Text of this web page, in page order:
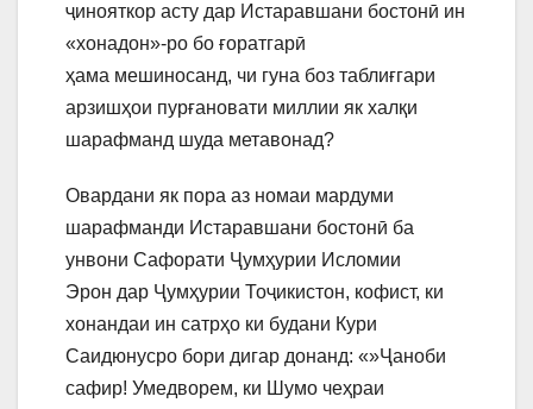
ҷинояткор асту дар Истаравшани бостонӣ ин
«хонадон»-ро бо ғоратгарӣ
ҳама мешиносанд, чи гуна боз таблиғгари
арзишҳои пурғановати миллии як халқи
шарафманд шуда метавонад?
Овардани як пора аз номаи мардуми
шарафманди Истаравшани бостонӣ ба
унвони Сафорати Ҷумҳурии Исломии
Эрон дар Ҷумҳурии Тоҷикистон, кофист, ки
хонандаи ин сатрҳо ки будани Кури
Саидюнусро бори дигар донанд: «»Ҷаноби
сафир! Умедворем, ки Шумо чеҳраи